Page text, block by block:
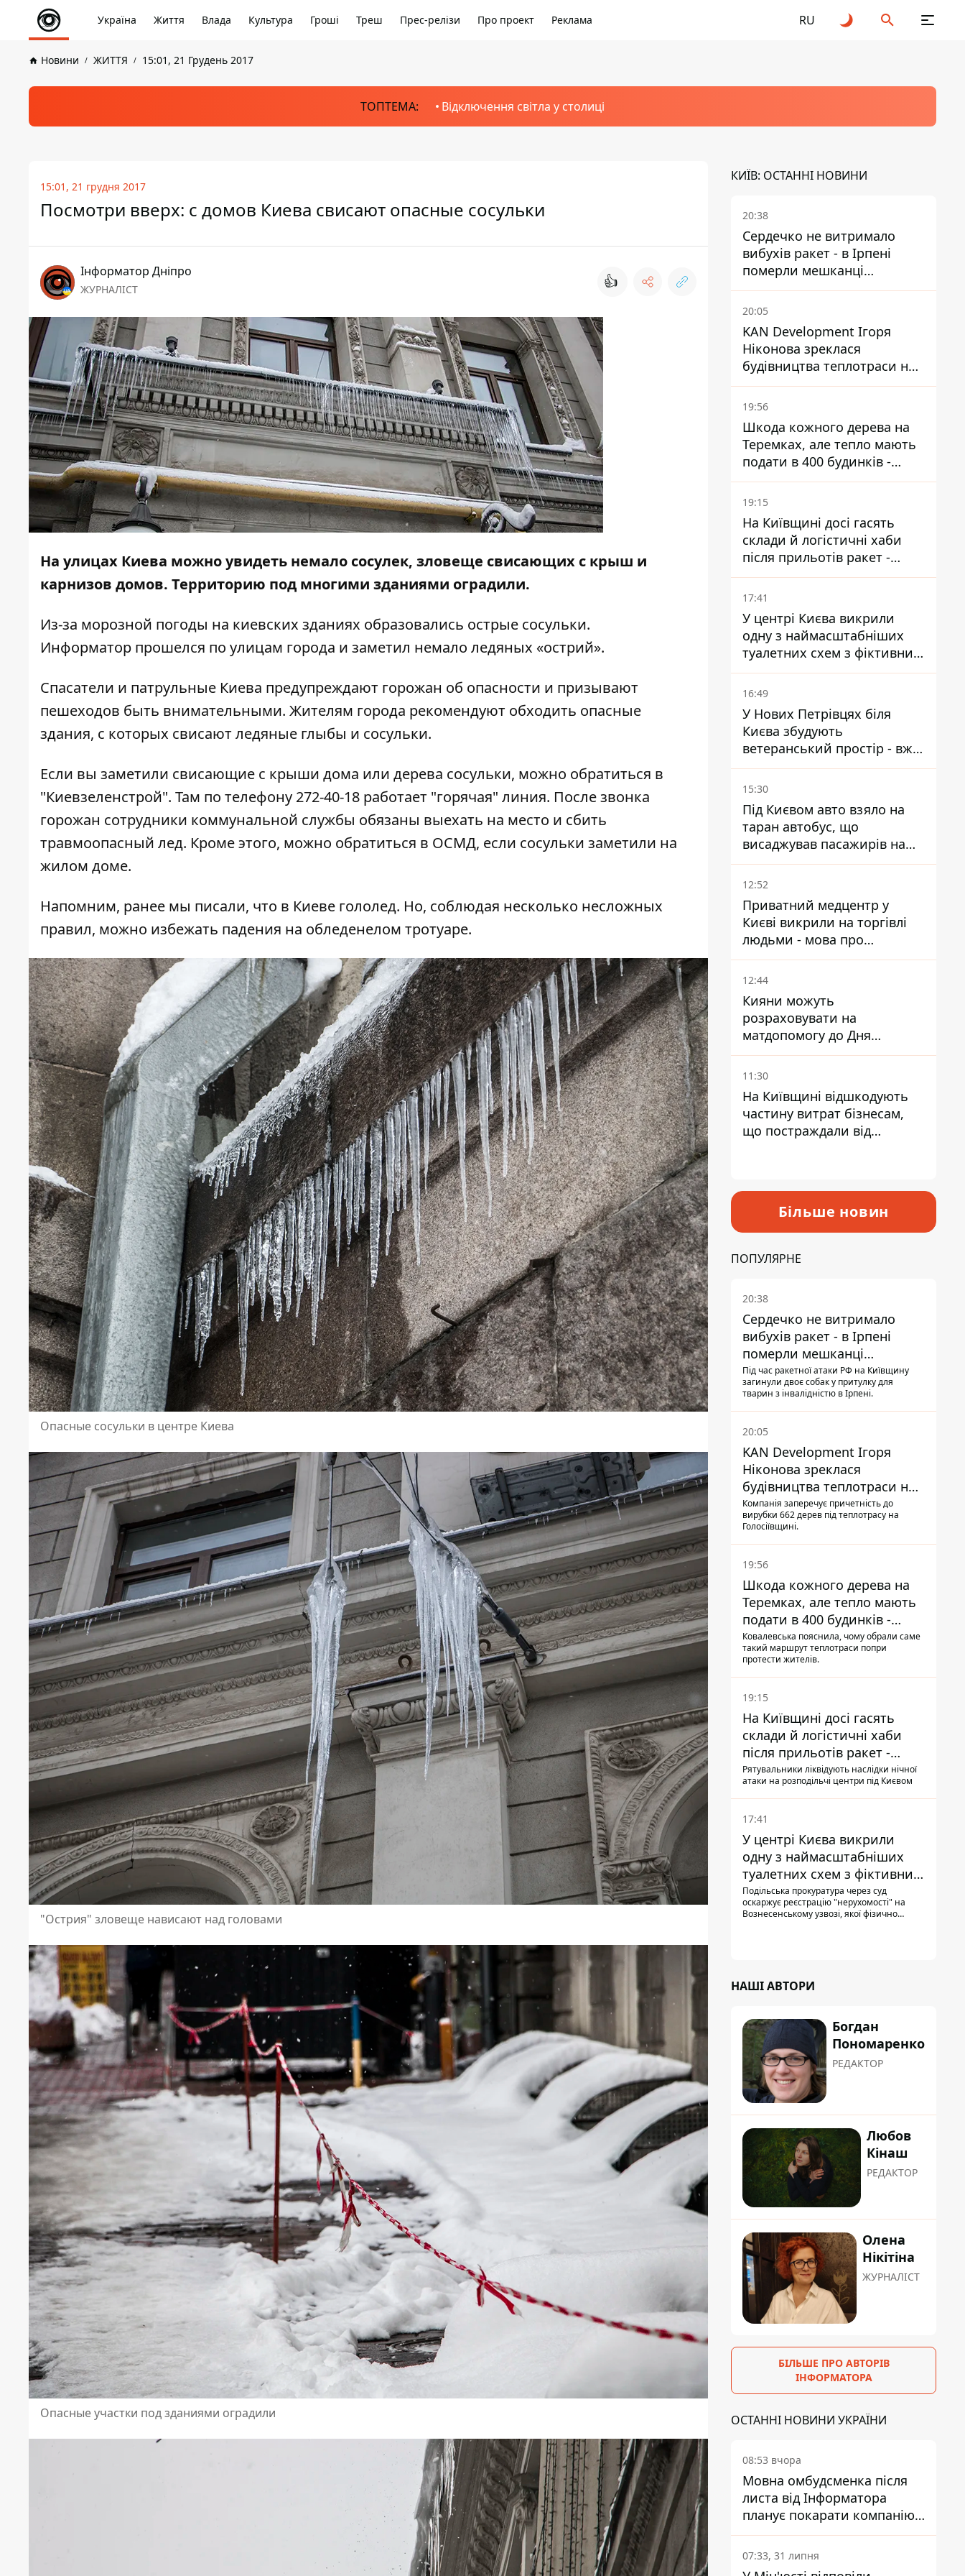
Україна Життя Влада Культура Гроші Треш Прес-релізи Про проект Реклама RU
Новини ЖИТТЯ 15:01, 21 Грудень 2017
ТОПТЕМА: Відключення світла у столиці
15:01, 21 грудня 2017
Посмотри вверх: с домов Киева свисают опасные сосульки
Інформатор Дніпро
ЖУРНАЛІСТ 👍
На улицах Киева можно увидеть немало сосулек, зловеще свисающих с крыш и
карнизов домов. Территорию под многими зданиями оградили.
Из-за морозной погоды на киевских зданиях образовались острые сосульки.
Информатор прошелся по улицам города и заметил немало ледяных «острий».
Спасатели и патрульные Киева предупреждают горожан об опасности и призывают
пешеходов быть внимательными. Жителям города рекомендуют обходить опасные
здания, с которых свисают ледяные глыбы и сосульки.
Если вы заметили свисающие с крыши дома или дерева сосульки, можно обратиться в
"Киевзеленстрой". Там по телефону 272-40-18 работает "горячая" линия. После звонка
горожан сотрудники коммунальной службы обязаны выехать на место и сбить
травмоопасный лед. Кроме этого, можно обратиться в ОСМД, если сосульки заметили на
жилом доме.
Напомним, ранее мы писали, что в Киеве гололед. Но, соблюдая несколько несложных
правил, можно избежать падения на обледенелом тротуаре.
Опасные сосульки в центре Киева
"Острия" зловеще нависают над головами
Опасные участки под зданиями оградили
КИЇВ: ОСТАННІ НОВИНИ
20:38
Сердечко не витримало
вибухів ракет - в Ірпені
померли мешканці
притулку для собак з
інвалідністю
20:05
KAN Development Ігоря
Ніконова зреклася
будівництва теплотраси на
Теремках
19:56
Шкода кожного дерева на
Теремках, але тепло мають
подати в 400 будинків -
депутатка Київради
19:15
На Київщині досі гасять
склади й логістичні хаби
після прильотів ракет -
ДСНС
17:41
У центрі Києва викрили
одну з наймасштабніших
туалетних схем з фіктивним
будинком
16:49
У Нових Петрівцях біля
Києва збудують
ветеранський простір - вже
знайшли проєктанта
15:30
Під Києвом авто взяло на
таран автобус, що
висаджував пасажирів на
зупинці - пасажирка в
лікарні
12:52
Приватний медцентр у
Києві викрили на торгівлі
людьми - мова про
сурогатне материнство
12:44
Кияни можуть
розраховувати на
матдопомогу до Дня
незалежності - кому її
дадуть
11:30
На Київщині відшкодують
частину витрат бізнесам,
що постраждали від
Більше новин
ПОПУЛЯРНЕ
20:38
Сердечко не витримало
вибухів ракет - в Ірпені
померли мешканці
притулку для собак з
інвалідністю
Під час ракетної атаки РФ на Київщину
загинули двоє собак у притулку для
тварин з інвалідністю в Ірпені.
20:05
KAN Development Ігоря
Ніконова зреклася
будівництва теплотраси на
Теремках
Компанія заперечує причетність до
вирубки 662 дерев під теплотрасу на
Голосіївщині.
19:56
Шкода кожного дерева на
Теремках, але тепло мають
подати в 400 будинків -
депутатка Київради
Ковалевська пояснила, чому обрали саме
такий маршрут теплотраси попри
протести жителів.
19:15
На Київщині досі гасять
склади й логістичні хаби
після прильотів ракет -
ДСНС
Рятувальники ліквідують наслідки нічної
атаки на розподільчі центри під Києвом
17:41
У центрі Києва викрили
одну з наймасштабніших
туалетних схем з фіктивним
будинком
Подільська прокуратура через суд
оскаржує реєстрацію "нерухомості" на
Вознесенському узвозі, якої фізично
НАШІ АВТОРИ
Богдан
Пономаренко
РЕДАКТОР
Любов
Кінаш
РЕДАКТОР
Олена
Нікітіна
ЖУРНАЛІСТ
БІЛЬШЕ ПРО АВТОРІВ
ІНФОРМАТОРА
ОСТАННІ НОВИНИ УКРАЇНИ
08:53 вчора
Мовна омбудсменка після
листа від Інформатора
планує покарати компанію-
підрядника ПриватБанку
07:33, 31 липня